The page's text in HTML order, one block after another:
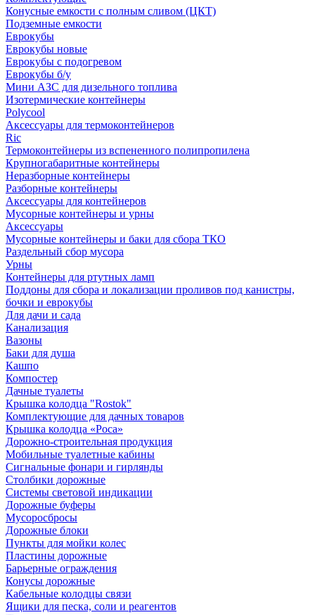
Конусные емкости с полным сливом (ЦКТ)
Подземные емкости
Еврокубы
Еврокубы новые
Еврокубы с подогревом
Еврокубы б/у
Мини АЗС для дизельного топлива
Изотермические контейнеры
Polycool
Аксессуары для термоконтейнеров
Ric
Термоконтейнеры из вспененного полипропилена
Крупногабаритные контейнеры
Неразборные контейнеры
Разборные контейнеры
Аксессуары для контейнеров
Мусорные контейнеры и урны
Аксессуары
Мусорные контейнеры и баки для сбора ТКО
Раздельный сбор мусора
Урны
Контейнеры для ртутных ламп
Поддоны для сбора и локализации проливов под канистры,
бочки и еврокубы
Для дачи и сада
Канализация
Вазоны
Баки для душа
Кашпо
Компостер
Дачные туалеты
Крышка колодца "Rostok"
Комплектующие для дачных товаров
Крышка колодца «Роса»
Дорожно-строительная продукция
Мобильные туалетные кабины
Сигнальные фонари и гирлянды
Столбики дорожные
Системы световой индикации
Дорожные буферы
Мусоросбросы
Дорожные блоки
Пункты для мойки колес
Пластины дорожные
Барьерные ограждения
Конусы дорожные
Кабельные колодцы связи
Ящики для песка, соли и реагентов